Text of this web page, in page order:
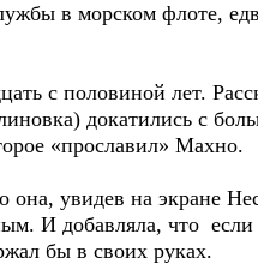
в морском флоте,
с половиной лет.
докатились с
«прославил» Махно.
увидев на экране
И добавляла, что
бы в своих руках.